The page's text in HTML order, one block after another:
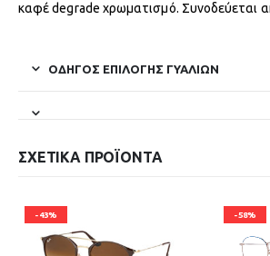
καφέ degrade χρωματισμό. Συνοδεύεται
ΟΔΗΓΌΣ ΕΠΙΛΟΓΉΣ ΓΥΑΛΙΏΝ
ΣΧΕΤΙΚΆ ΠΡΟΪΌΝΤΑ
-43% -58%